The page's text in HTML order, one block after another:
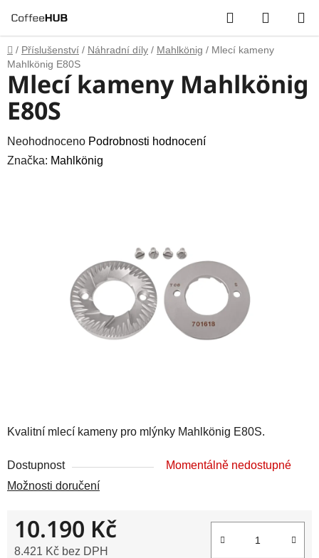
na
obsah
Hledat
KOŠÍK
Domů
/ Příslušenství / Náhradní díly / Mahlkönig / Mlecí kameny
Mahlkönig E80S
Kvalitní mlecí kameny pro mlýnky Mahlkönig E80S.
Dostupnost
Momentálně nedostupné
Možnosti doručení
10.190 Kč
8.421 Kč bez DPH
Mlecí kameny Mahlkönig
E80S
Průměrné
hodnocení
Neohodnoceno Podrobnosti hodnocení
Značka: Mahlkönig